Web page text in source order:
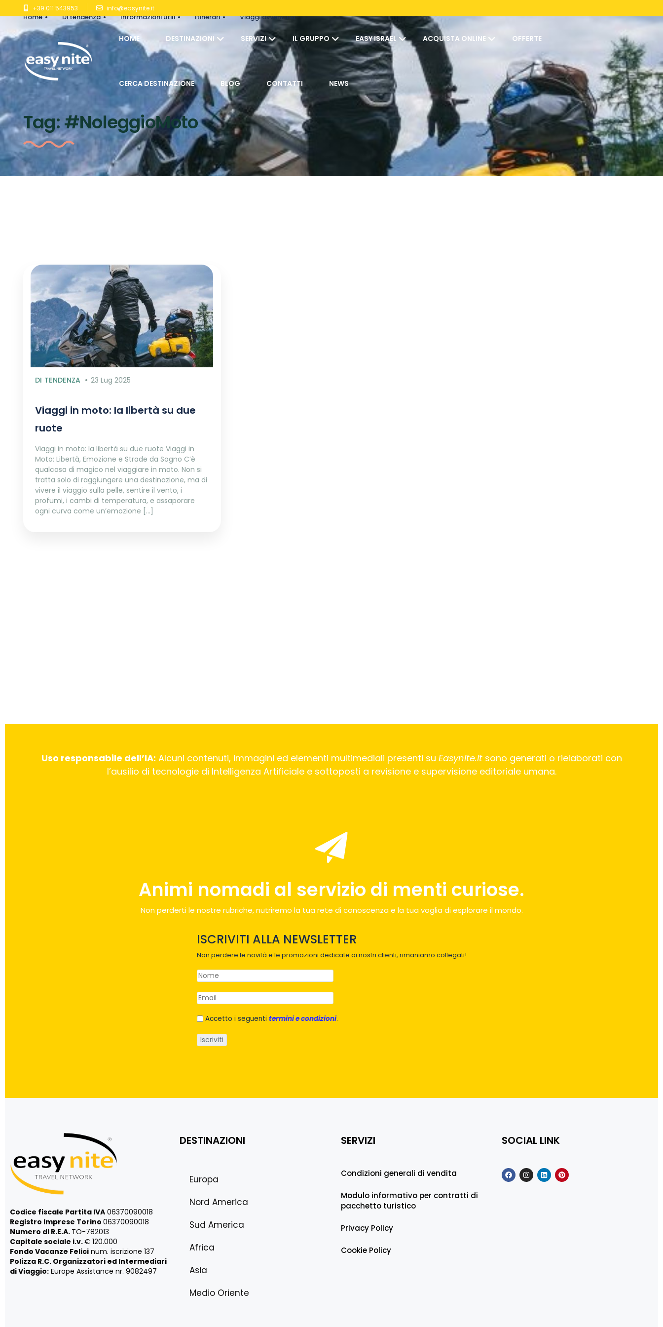
+39 011 543953 info@easynite.it
HOME DESTINAZIONI SERVIZI IL GRUPPO EASY ISRAEL ACQUISTA ONLINE OFFERTE
CERCA DESTINAZIONE BLOG CONTATTI NEWS
Tag:#NoleggioMoto
Home Di tendenza Informazioni utili Itinerari Viaggi avventura
DI TENDENZA 23 Lug 2025
Viaggi in moto: la libertà su due
ruote
Viaggi in moto: la libertà su due ruote Viaggi in
Moto: Libertà, Emozione e Strade da Sogno C’è
qualcosa di magico nel viaggiare in moto. Non si
tratta solo di raggiungere una destinazione, ma di
vivere il viaggio sulla pelle, sentire il vento, i
profumi, i cambi di temperatura, e assaporare
ogni curva come un’emozione […]
Uso responsabile dell’IA: Alcuni contenuti, immagini ed elementi multimediali presenti su Easynite.itsono generati o rielaborati con
l’ausilio di tecnologie di Intelligenza Artificiale e sottoposti a revisione e supervisione editoriale umana.
Animi nomadi al servizio di menti curiose.
Non perderti le nostre rubriche, nutriremo la tua rete di conoscenza e la tua voglia di esplorare il mondo.
ISCRIVITI ALLA NEWSLETTER
Non perdere le novità e le promozioni dedicate ai nostri clienti, rimaniamo collegati!
Accetto i seguenti termini e condizioni.
Codice fiscale Partita IVA 06370090018
Registro Imprese Torino 06370090018
Numero di R.E.A. TO-782013
Capitale sociale i.v.€ 120.000
Fondo Vacanze Felici num. iscrizione 137
Polizza R.C. Organizzatori ed Intermediari
di Viaggio: Europe Assistance nr. 9082497
DESTINAZIONI
Europa
Nord America
Sud America
Africa
Asia
Medio Oriente
SERVIZI
Condizioni generali di vendita
Modulo informativo per contratti di
pacchetto turistico
Privacy Policy
Cookie Policy
SOCIAL LINK